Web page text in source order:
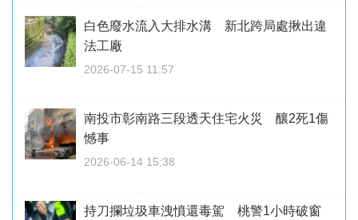
白色廢水流入大排水溝 新北跨局處揪出違
法工廠
2026-07-15 11:57
南投市彰南路三段透天住宅火災 釀2死1傷
憾事
2026-06-14 15:38
持刀攔垃圾車洩憤還毒駕 桃警1小時破窗